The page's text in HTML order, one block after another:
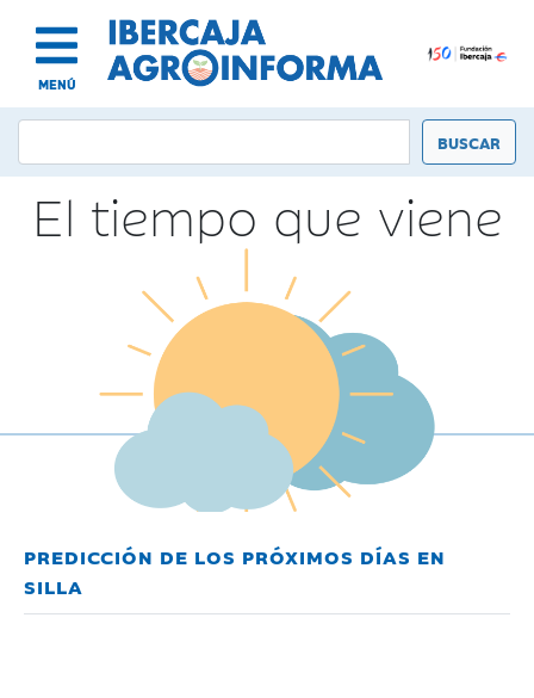
MENÚ
El tiempo que viene
PREDICCIÓN DE LOS PRÓXIMOS DÍAS EN
SILLA